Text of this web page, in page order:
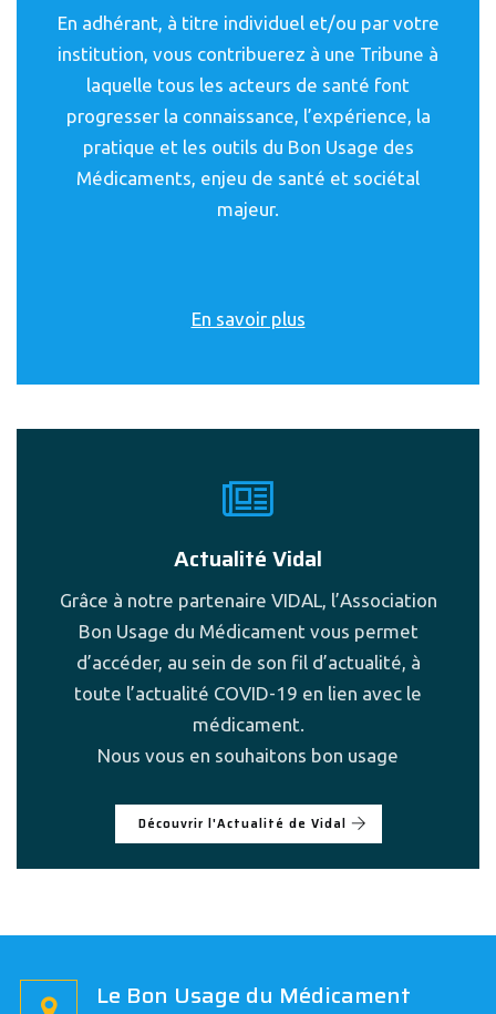
En adhérant, à titre individuel et/ou par votre
institution, vous contribuerez à une Tribune à
laquelle tous les acteurs de santé font
progresser la connaissance, l’expérience, la
pratique et les outils du Bon Usage des
Médicaments, enjeu de santé et sociétal
majeur.
En savoir plus
Actualité Vidal
Grâce à notre partenaire VIDAL, l’Association
Bon Usage du Médicament vous permet
d’accéder, au sein de son fil d’actualité, à
toute l’actualité COVID-19 en lien avec le
médicament.
Nous vous en souhaitons bon usage
Découvrir l'Actualité de Vidal
Le Bon Usage du Médicament